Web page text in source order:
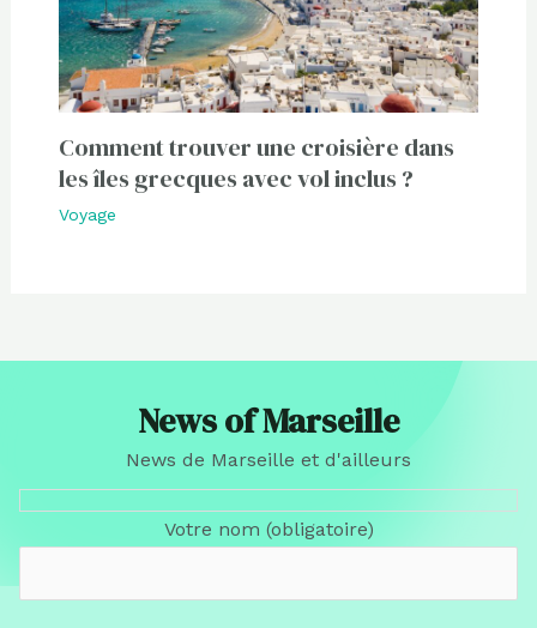
Comment trouver une croisière dans
les îles grecques avec vol inclus ?
Voyage
News of Marseille
News de Marseille et d'ailleurs
Votre nom (obligatoire)